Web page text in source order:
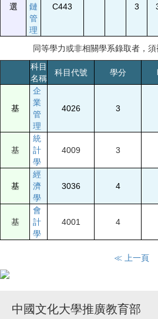
選
鏈
管
理
C443 3
同等學力或非相關學系錄取者，
科目
名稱
科目代號 學分
基
企
業
管
理
4026 3
基
統
計
學
4009 3
基
經
濟
學
3036 4
基
會
計
學
4001 4
≪ 上一頁
中國文化大學推廣教育部